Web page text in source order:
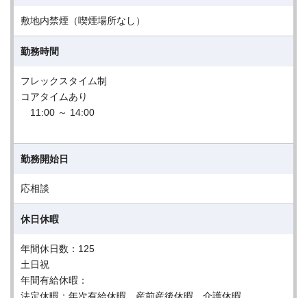
敷地内禁煙（喫煙場所なし）
勤務時間
フレックスタイム制
コアタイムあり
11:00 ～ 14:00
勤務開始日
応相談
休日休暇
年間休日数：125
土日祝
年間有給休暇：